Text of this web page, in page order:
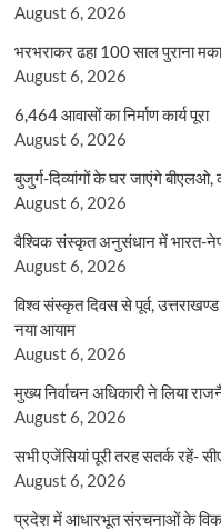
August 6, 2026
भरभराकर ढहा 100 साल पुराना
August 6, 2026
6,464 आवासों का निर्माण कार्य पूरा
August 6, 2026
बुजुर्ग-दिव्यांगों के घर जाएंगे बीएलओ,
August 6, 2026
वैश्विक संस्कृत अनुसंधान में भारत-
August 6, 2026
विश्व संस्कृत दिवस से पूर्व,
नया आयाम
August 6, 2026
मुख्य निर्वाचन अधिकारी ने लिया
August 6, 2026
सभी एजेंसियां पूरी तरह सतर्क रहें-
August 6, 2026
प्रदेश में आधारभूत संरचनाओं के